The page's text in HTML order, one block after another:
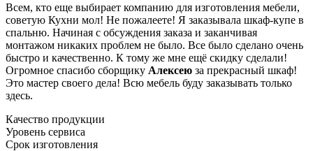
Всем, кто еще выбирает компанию для изготовления мебели,
советую Кухни мол! Не пожалеете! Я заказывала шкаф-купе в
спальню. Начиная с обсуждения заказа и заканчивая
монтажом никаких проблем не было. Все было сделано очень
быстро и качественно. К тому же мне ещё скидку сделали!
Огромное спасибо сборщику Алексею за прекрасный шкаф!
Это мастер своего дела! Всю мебель буду заказывать только
здесь.
Качество продукции
Уровень сервиса
Срок изготовления